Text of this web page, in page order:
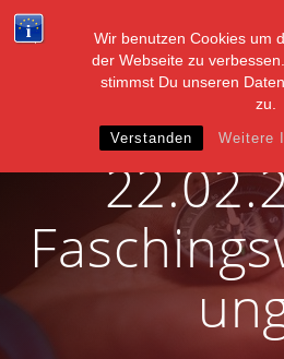
Wir benutzen Cookies um
der Webseite zu
stimmst Du unseren
zu.
Verstanden Weitere
Inhalt